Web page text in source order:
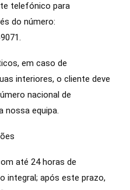
telefónico para
do número:
em caso de
interiores, o cliente deve
nacional de
nossa equipa.
até 24 horas de
integral; após este prazo,